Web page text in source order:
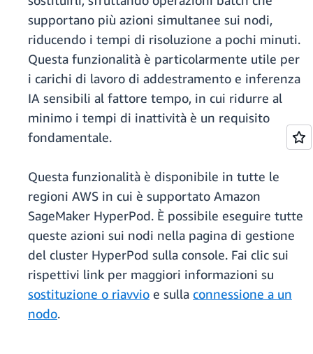
supportano più azioni simultanee sui nodi,
riducendo i tempi di risoluzione a pochi minuti.
Questa funzionalità è particolarmente utile per
i carichi di lavoro di addestramento e inferenza
IA sensibili al fattore tempo, in cui ridurre al
minimo i tempi di inattività è un requisito
fondamentale.
Questa funzionalità è disponibile in tutte le
regioni AWS in cui è supportato Amazon
SageMaker HyperPod. È possibile eseguire tutte
queste azioni sui nodi nella pagina di gestione
del cluster HyperPod sulla console. Fai clic sui
rispettivi link per maggiori informazioni su
sostituzione o riavvio e sulla connessione a un
nodo.